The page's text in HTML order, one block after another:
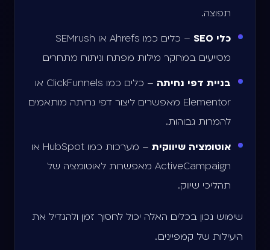
תפוצה.
כלי SEO
– כלים כמו Ahrefs או SEMrush
מסייעים במחקר מילות מפתח וניתוח מתחרים.
בניית דפי נחיתה
– כלים כמו ClickFunnels או
Elementor מאפשרים ליצור דפי נחיתה מותאמים
להמרות גבוהות.
אוטומציה שיווקית
– מערכות כמו HubSpot או
ActiveCampaign מאפשרות לאוטומציה של
תהליכי שיווק.
שימוש נכון בכלים האלה יכול לחסוך זמן ולהגדיל את
היעילות של קמפיינים .